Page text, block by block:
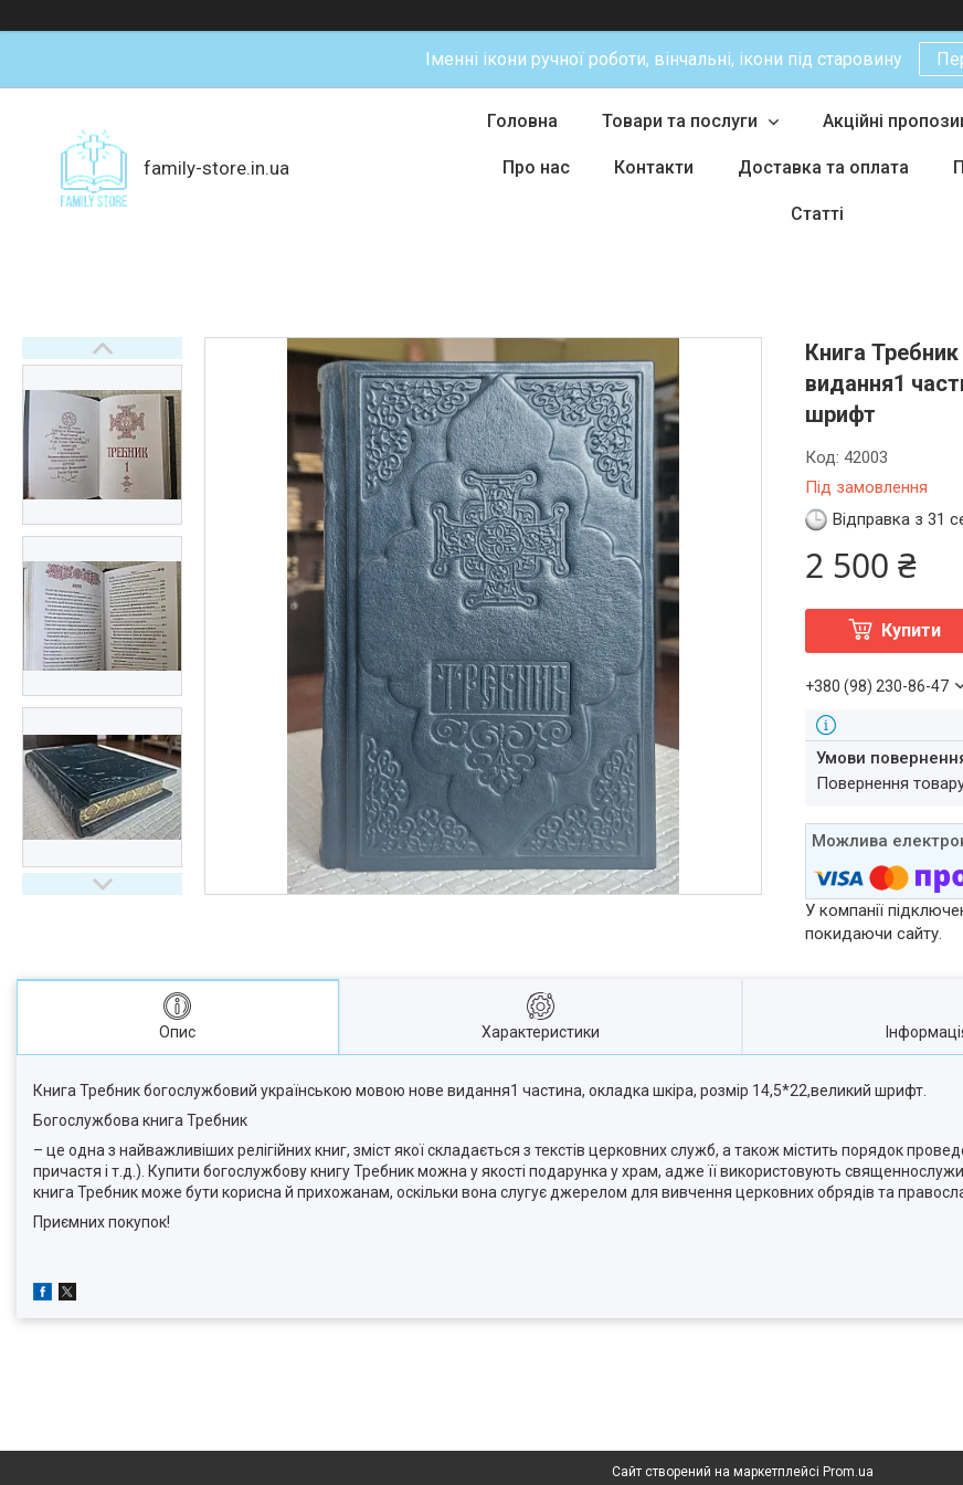
Іменні ікони ручної роботи, вінчальні, ікони під старовину
family-store.in.ua
Головна Товари та послуги Акційні
Про нас Контакти Доставка та оплата
Статті
Книга
видання1
шрифт
Під замовлення
Код:42003
Відправка з 31
2 500 ₴
Купити
+380 (98) 230-86-47
повернення
У компанії
покидаючи сайту.
Опис Характеристики
Книга Требник богослужбовий українською мовою нове видання1 частина, окладка шкіра, розмір 14,5*22,великий шрифт.
Богослужбова книга Требник
– це одна з найважливіших релігійних книг, зміст якої складається з текстів церковних служб, а також містить порядок
причастя і т.д.). Купити богослужбову книгу Требник можна у якості подарунка у храм, адже її використовують
книга Требник може бути корисна й прихожанам, оскільки вона слугує джерелом для вивчення церковних обрядів та
Приємних покупок!
Сайт створений на маркетплейсі Prom.ua